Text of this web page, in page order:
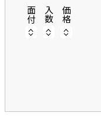
面付 入数 価格